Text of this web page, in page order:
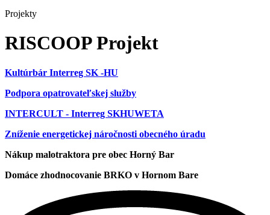
Projekty
RISCOOP Projekt
Kultúrbár Interreg SK -HU
Podpora opatrovateľskej služby
INTERCULT - Interreg SKHUWETA
Zníženie energetickej náročnosti obecného úradu
Nákup malotraktora pre obec Horný Bar
Domáce zhodnocovanie BRKO v Hornom Bare